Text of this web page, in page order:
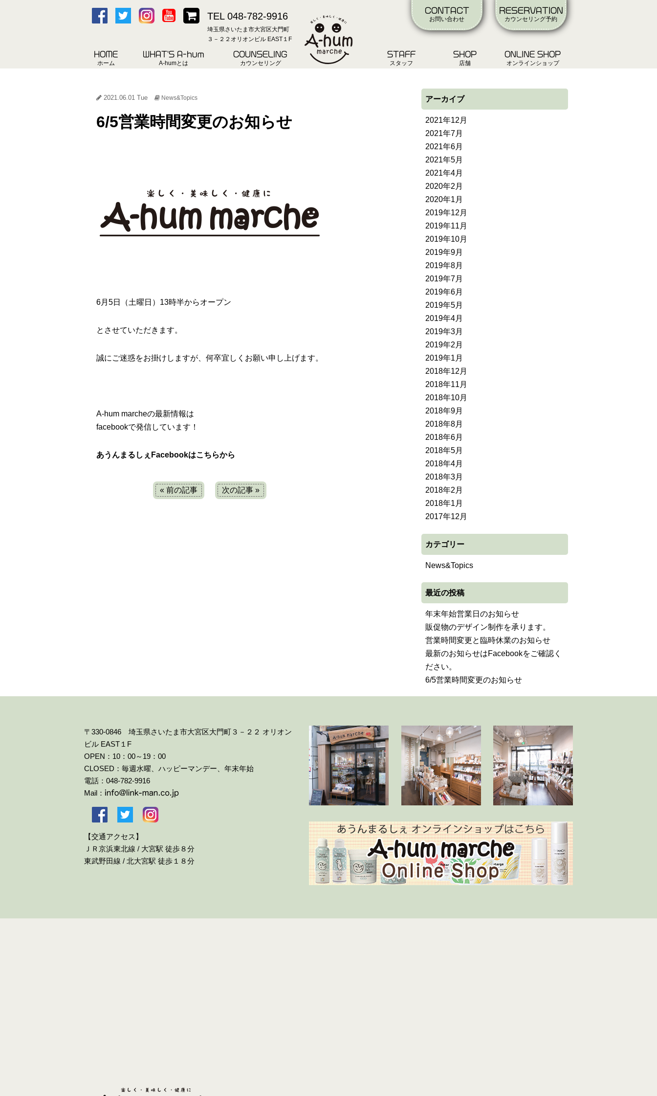
TEL 048-782-9916
埼玉県さいたま市大宮区大門町
３－２２オリオンビル EAST１F
CONTACT
お問い合わせ
RESERVATION
カウンセリング予約
HOME
ホーム
WHAT'S A-hum
A-humとは
COUNSELING
カウンセリング
STAFF
スタッフ
SHOP
店舗
ONLINE SHOP
オンラインショップ
2021.06.01 Tue News&Topics
6/5営業時間変更のお知らせ
6月5日（土曜日）13時半からオープン
とさせていただきます。
誠にご迷惑をお掛けしますが、何卒宜しくお願い申し上げます。
A-hum marcheの最新情報は
facebookで発信しています！
あうんまるしぇFacebookはこちらから
« 前の記事 次の記事 »
アーカイブ
2021年12月
2021年7月
2021年6月
2021年5月
2021年4月
2020年2月
2020年1月
2019年12月
2019年11月
2019年10月
2019年9月
2019年8月
2019年7月
2019年6月
2019年5月
2019年4月
2019年3月
2019年2月
2019年1月
2018年12月
2018年11月
2018年10月
2018年9月
2018年8月
2018年6月
2018年5月
2018年4月
2018年3月
2018年2月
2018年1月
2017年12月
カテゴリー
News&Topics
最近の投稿
年末年始営業日のお知らせ
販促物のデザイン制作を承ります。
営業時間変更と臨時休業のお知らせ
最新のお知らせはFacebookをご確認く
ださい。
6/5営業時間変更のお知らせ
〒330-0846 埼玉県さいたま市大宮区大門町３－２２ オリオン
ビル EAST１F
OPEN：10：00～19：00
CLOSED：毎週水曜、ハッピーマンデー、年末年始
電話：048-782-9916
Mail：
【交通アクセス】
ＪＲ京浜東北線 / 大宮駅 徒歩８分
東武野田線 / 北大宮駅 徒歩１８分